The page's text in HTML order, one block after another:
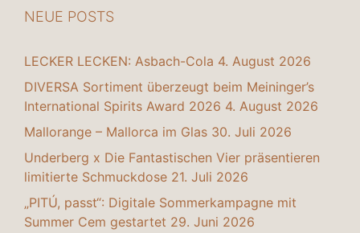
NEUE POSTS
LECKER LECKEN: Asbach-Cola 4. August 2026
DIVERSA Sortiment überzeugt beim Meininger’s
International Spirits Award 2026 4. August 2026
Mallorange – Mallorca im Glas 30. Juli 2026
Underberg x Die Fantastischen Vier präsentieren
limitierte Schmuckdose 21. Juli 2026
„PITÚ, passt“: Digitale Sommerkampagne mit
Summer Cem gestartet 29. Juni 2026